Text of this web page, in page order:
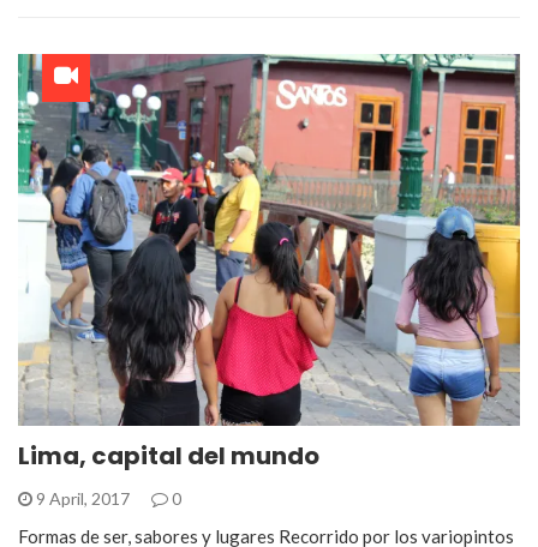
Lima, capital del mundo
9 April, 2017 0
Formas de ser, sabores y lugares Recorrido por los variopintos